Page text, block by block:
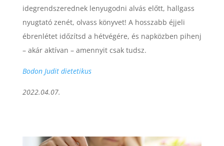
idegrendszerednek lenyugodni alvás előtt, hallgass
nyugtató zenét, olvass könyvet! A hosszabb éjjeli
ébrenlétet időzítsd a hétvégére, és napközben pihenj
– akár aktívan – amennyit csak tudsz.
Bodon Judit dietetikus
2022.04.07.